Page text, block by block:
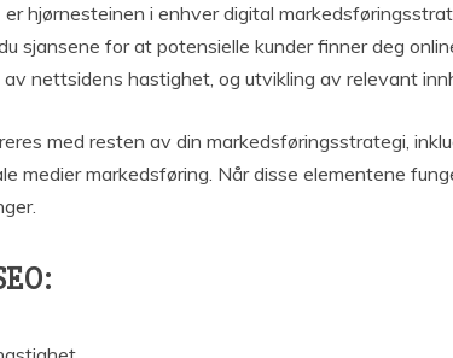
er hjørnesteinen i enhver digital
sjansene for at potensielle kunder finner deg
nettsidens hastighet, og utvikling av relevant
med resten av din markedsføringsstrategi,
medier markedsføring. Når disse elementene